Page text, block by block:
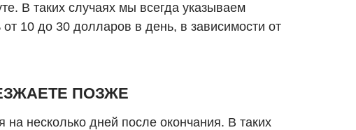
В таких случаях мы всегда указываем
10 до 30 долларов в день, в зависимости от
ПОЗЖЕ
несколько дней после окончания. В таких